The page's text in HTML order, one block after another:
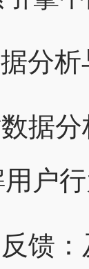
分
据
户
馈